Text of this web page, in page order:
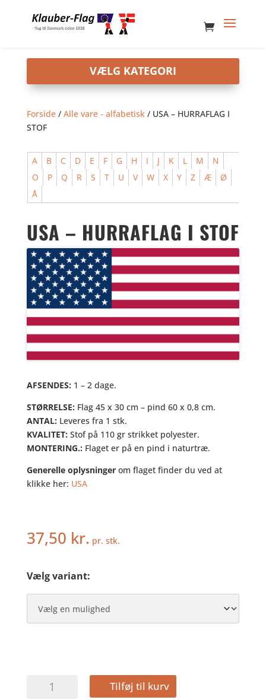
Forside/ Alle vare - alfabetisk/ USA – HURRAFLAG I
STOF
A B C D E F G H I J K L M
N
O
P Q R S T U V W X Y Z Æ
Ø
Å
USA – HURRAFLAG I STOF
AFSENDES: 1 – 2 dage.
STØRRELSE: Flag 45 x 30 cm – pind 60 x 0,8 cm.
ANTAL: Leveres fra 1 stk.
KVALITET: Stof på 110 gr strikket polyester.
MONTERING.: Flaget er på en pind i naturtræ.
Generelle oplysningerom flaget finder du ved at
klikke her: USA
37,50 kr. pr. stk.
Vælg variant:
Tilføj til kurv